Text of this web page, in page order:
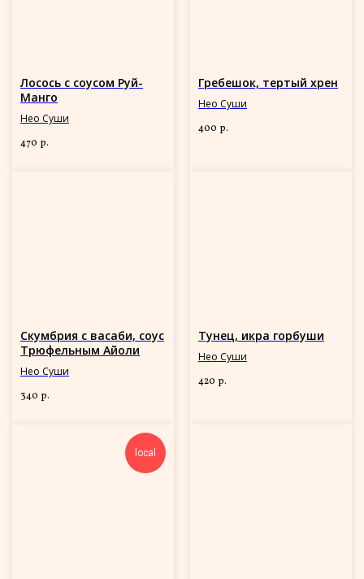
Лосось с соусом Руй-
Манго
Нео Суши
470 р.
Гребешок, тертый хрен
Нео Суши
400 р.
Скумбрия с васаби, соус
Трюфельным Айоли
Нео Суши
340 р.
Тунец, икра горбуши
Нео Суши
420 р.
local